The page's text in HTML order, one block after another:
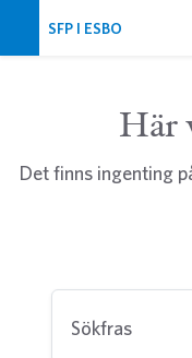
SFP I ESBO
Här
Det finns ingenting
Sökfras